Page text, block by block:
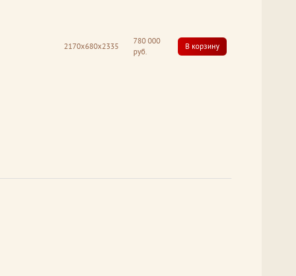
2170x680x2335
780 000
руб.
В корзину